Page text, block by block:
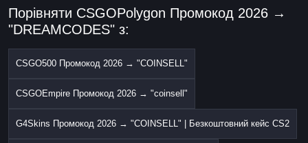
Порівняти CSGOPolygon Промокод 2026 →
"DREAMCODES" з:
CSGO500 Промокод 2026 → "COINSELL"
CSGOEmpire Промокод 2026 → "coinsell"
G4Skins Промокод 2026 → "COINSELL" | Безкоштовний кейс CS2